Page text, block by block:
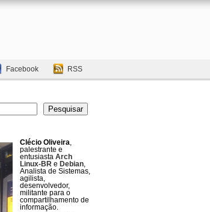
Facebook RSS
Pesquisar
Clécio Oliveira,
palestrante e
entusiasta Arch
Linux-BR e Debian,
Analista de Sistemas,
agilista,
desenvolvedor,
militante para o
compartilhamento de
informação.